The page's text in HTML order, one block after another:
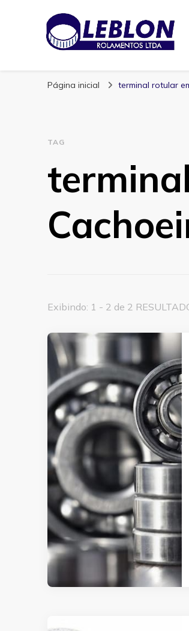
Blog |
Página inicial terminal rotular
TAG
Exibindo: 1 - 2 de 2